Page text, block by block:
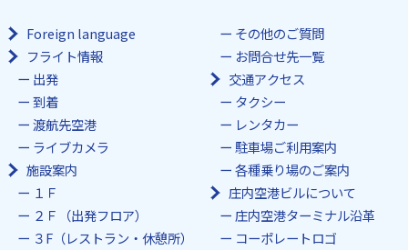
Foreign language
フライト情報
出発
到着
渡航先空港
ライブカメラ
施設案内
１Ｆ
２Ｆ（出発フロア）
３F（レストラン・休憩所）
その他のご質問
お問合せ先一覧
交通アクセス
タクシー
レンタカー
駐車場ご利用案内
各種乗り場のご案内
庄内空港ビルについて
庄内空港ターミナル沿革
コーポレートロゴ